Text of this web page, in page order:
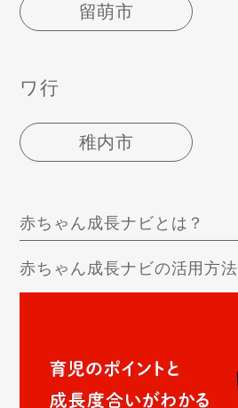
留萌市
ワ行
稚内市
赤ちゃん成長ナビとは？
赤ちゃん成長ナビの活用方法